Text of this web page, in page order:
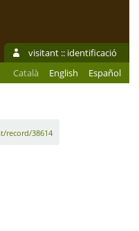
visitant :: identificació
Català English Español
record/38614